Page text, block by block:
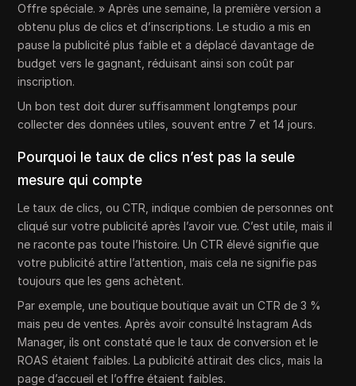
Offre spéciale. » Après une semaine, la première version a
obtenu plus de clics et d’inscriptions. Le studio a mis en
pause la publicité plus faible et a déplacé davantage de
budget vers le gagnant, réduisant ainsi son coût par
inscription.
Un bon test doit durer suffisamment longtemps pour
collecter des données utiles, souvent entre 7 et 14 jours.
Pourquoi le taux de clics n’est pas la seule
mesure qui compte
Le taux de clics, ou CTR, indique combien de personnes ont
cliqué sur votre publicité après l’avoir vue. C’est utile, mais il
ne raconte pas toute l’histoire. Un CTR élevé signifie que
votre publicité attire l’attention, mais cela ne signifie pas
toujours que les gens achètent.
Par exemple, une boutique boutique avait un CTR de 3 %
mais peu de ventes. Après avoir consulté Instagram Ads
Manager, ils ont constaté que le taux de conversion et le
ROAS étaient faibles. La publicité attirait des clics, mais la
page d’accueil et l’offre étaient faibles.